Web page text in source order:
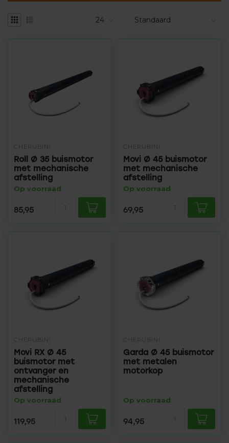
CHERUBINI
Roll Ø 35 buismotor
met mechanische
afstelling
Op voorraad
85,95
CHERUBINI
Movi Ø 45 buismotor
met mechanische
afstelling
Op voorraad
69,95
CHERUBINI
Movi RX Ø 45
buismotor met
ontvanger en
mechanische
afstelling
Op voorraad
119,95
CHERUBINI
Garda Ø 45 buismotor
met metalen
motorkop
Op voorraad
94,95